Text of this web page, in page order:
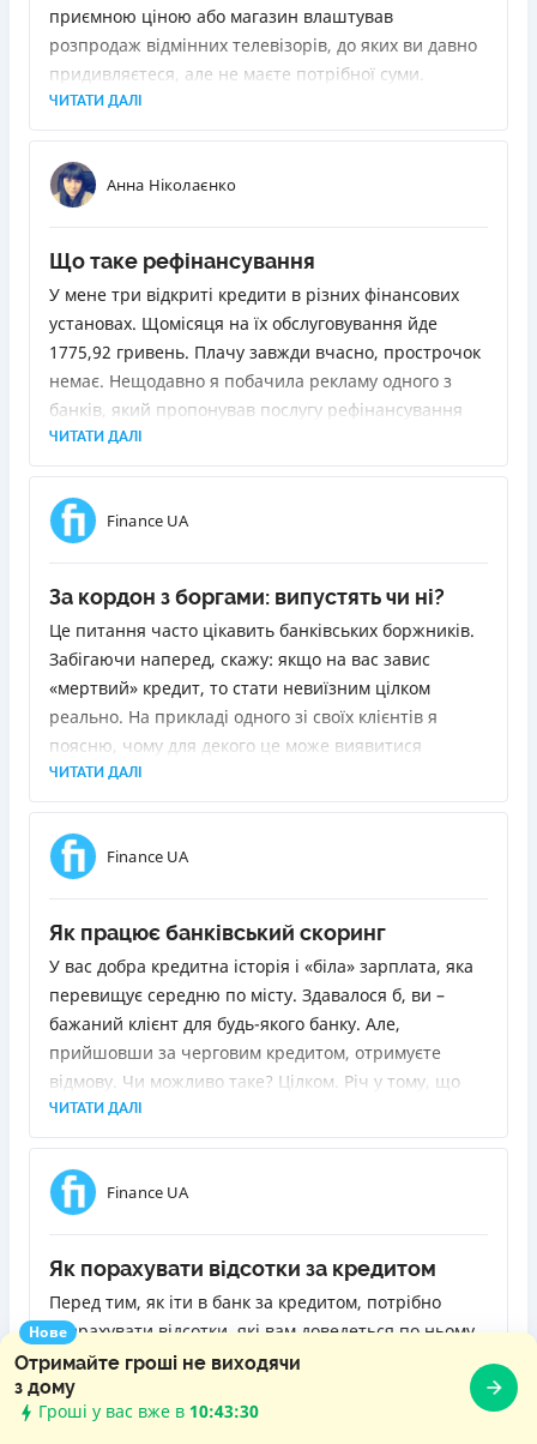
Нове
Отримайте гроші не виходячи
з дому
Гроші у вас вже в 10:43:31
приємною ціною або магазин влаштував
розпродаж відмінних телевізорів, до яких ви давно
придивляєтеся, але не маєте потрібної суми.
Позичити у друзів або родичів не вдається. Як бути?
Звернутися до банку з проханням про кредит. Але
вони бувають різні. Ми розповімо, як вибрати
найліпший.
ЧИТАТИ ДАЛІ
Анна Ніколаєнко
Що таке рефінансування
У мене три відкриті кредити в різних фінансових
установах. Щомісяця на їх обслуговування йде
1775,92 гривень. Плачу завжди вчасно, прострочок
немає. Нещодавно я побачила рекламу одного з
банків, який пропонував послугу рефінансування
позик. Суть у тому, щоб видати новий кредит для
погашення старих. Я вирішила з'ясувати, що для
цього потрібно і чи буде це для мене вигідно.
ЧИТАТИ ДАЛІ
Finance UA
За кордон з боргами: випустять чи ні?
Це питання часто цікавить банківських боржників.
Забігаючи наперед, скажу: якщо на вас завис
«мертвий» кредит, то стати невиїзним цілком
реально. На прикладі одного зі своїх клієнтів я
поясню, чому для декого це може виявитися
«сюрпризом» і як прибрати себе зі стоп-аркуша
прикордонників.
ЧИТАТИ ДАЛІ
Finance UA
Як працює банківський скоринг
У вас добра кредитна історія і «біла» зарплата, яка
перевищує середню по місту. Здавалося б, ви –
бажаний клієнт для будь-якого банку. Але,
прийшовши за черговим кредитом, отримуєте
відмову. Чи можливо таке? Цілком. Річ у тому, що
благонадійність позичальника визначає так звана
скорингова система, у якої може бути інша думка
щодо вас. Вона є в кожному банку, і в кожного вона
своя. Я розповім, як вона працює і чому іноді
ЧИТАТИ ДАЛІ
Finance UA
Як порахувати відсотки за кредитом
Перед тим, як іти в банк за кредитом, потрібно
розрахувати відсотки, які вам доведеться по ньому
виплатити. Інакше кажучи, зрозуміти, у скільки він
вам обійдеться. Знаючи реальний обсяг переплати,
ви зможете правильно оцінити свої сили, а також